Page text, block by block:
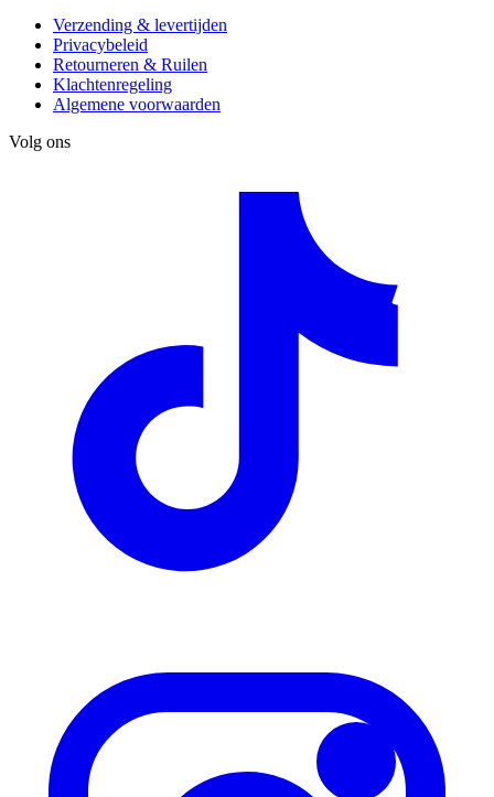
Verzending & levertijden
Privacybeleid
Retourneren & Ruilen
Klachtenregeling
Algemene voorwaarden
Volg ons